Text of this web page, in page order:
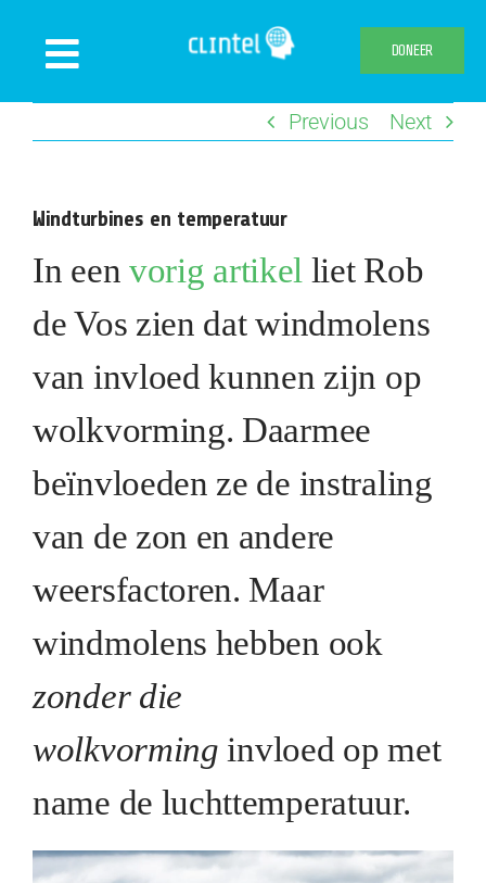
Toggle
Navigation
Publicaties
Declaration
Over ons
DONEER
Previous Next
Windturbines en temperatuur
In een vorig artikel liet Rob
de Vos zien dat windmolens
van invloed kunnen zijn op
wolkvorming. Daarmee
beïnvloeden ze de instraling
van de zon en andere
weersfactoren. Maar
windmolens hebben ook
zonder die
wolkvorming invloed op met
name de luchttemperatuur.